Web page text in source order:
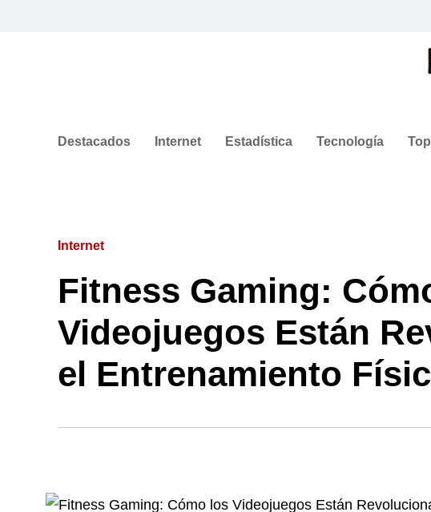
Destacados Internet Estadística Tecnología
Internet
Fitness Gaming:
Videojuegos Están
el Entrenamiento